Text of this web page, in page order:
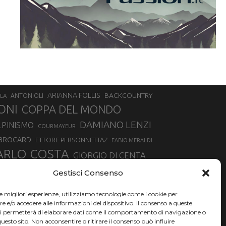
Gestisci Consenso
migliori esperienze, utilizziamo tecnologie come i cookie per
e/o accedere alle informazioni del dispositivo. Il consenso a queste
permetterà di elaborare dati come il comportamento di navigazione o
sito. Non acconsentire o ritirare il consenso può influire
ANTONIOLI ARIANNA FOLLIS
BACKCOUNTRY
COPPA DEL MONDO
COURMAYEUR DAMIANO LENZI
ETTORE PERSONNETTAZ FABIO MERALDI
COSTA GIORGIO DI CENTA
LUCA MATTEOTTI MADONNA DI CAMPIGLIO
NAZIONALE DI SCIALPINISMO NORVEGIA
PSL RAFFAELLA TEMPESTA